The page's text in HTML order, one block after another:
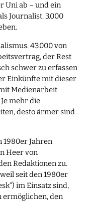
Uni ab – und ein
Journalist. 3.000
43.000 von
der Rest
schwer zu erfassen
Einkünfte mit dieser
Medienarbeit
mehr die
desto ärmer sind
1980er Jahren
Heer von
Redaktionen zu.
seit den 1980er
im Einsatz sind,
ermöglichen, den